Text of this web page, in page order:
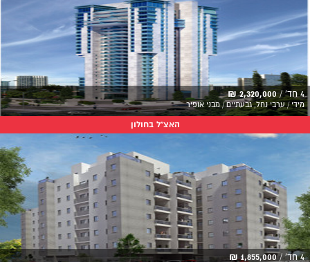
4 חד' / 2,320,000 ₪
מידי / ערבי נחל, גבעתיים / מבני אופיר
האצ"ל בחולון
4 חד' / 1,855,000 ₪